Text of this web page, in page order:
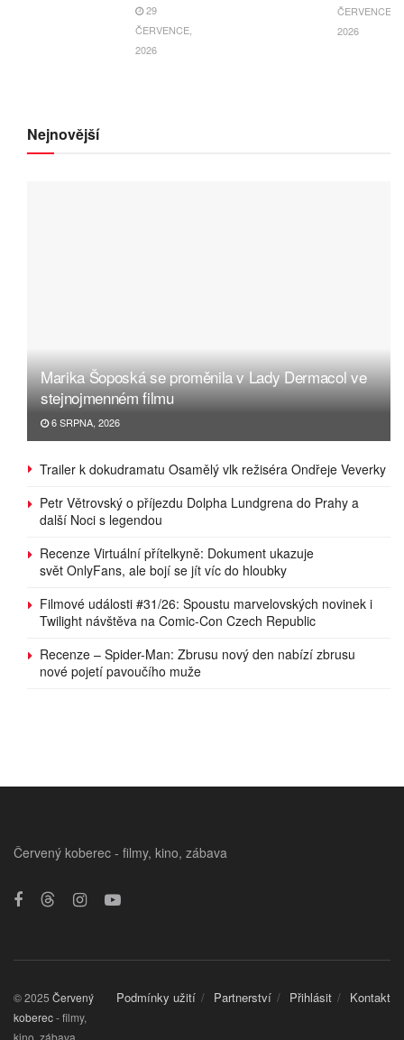
29
ČERVENCE,
2026
ČERVENCE,
2026
Nejnovější
Marika Šoposká se proměnila v Lady Dermacol ve
stejnojmenném filmu
6 SRPNA, 2026
Trailer k dokudramatu Osamělý vlk režiséra Ondřeje Veverky
Petr Větrovský o příjezdu Dolpha Lundgrena do Prahy a
další Noci s legendou
Recenze Virtuální přítelkyně: Dokument ukazuje
svět OnlyFans, ale bojí se jít víc do hloubky
Filmové události #31/26: Spoustu marvelovských novinek i
Twilight návštěva na Comic-Con Czech Republic
Recenze – Spider-Man: Zbrusu nový den nabízí zbrusu
nové pojetí pavoučího muže
Červený koberec - filmy, kino, zábava
Podmínky užití Partnerství Přihlásit Kontakt
© 2025 Červený
koberec- filmy,